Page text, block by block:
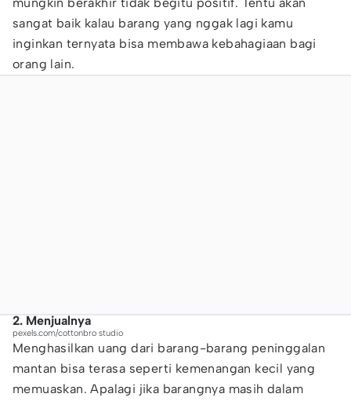
sangat baik kalau barang yang nggak lagi kamu
inginkan ternyata bisa membawa kebahagiaan bagi
orang lain.
2. Menjualnya
pexels.com/cottonbro studio
Menghasilkan uang dari barang-barang peninggalan
mantan bisa terasa seperti kemenangan kecil yang
memuaskan. Apalagi jika barangnya masih dalam